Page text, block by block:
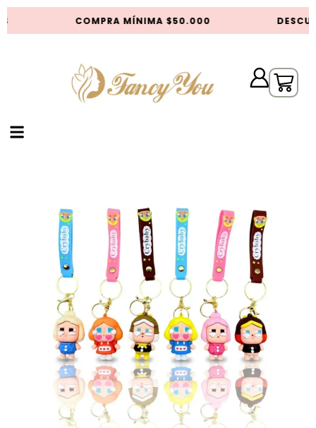
COMPRA MÍNIMA $50.000